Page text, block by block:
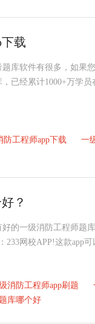
载
库软件有很多，如果
已经累计1000+万学
防工程师app下载 一
？
的一级消防工程师题
233网校APP!这款app
消防工程师app刷题
库哪个好